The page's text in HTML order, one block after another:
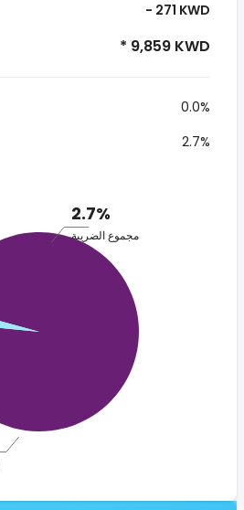
- 271 KWD
* 9,859 KWD
0.0%
2.7%
2.7%
مجموع الضريبة